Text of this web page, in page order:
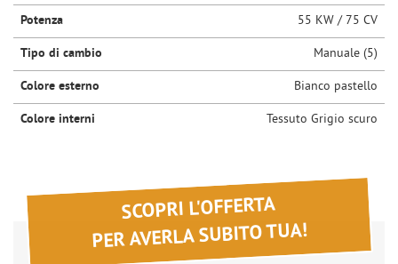
Potenza 55 KW / 75 CV
Tipo di cambio Manuale (5)
Colore esterno Bianco pastello
Colore interni Tessuto Grigio scuro
SCOPRI L'OFFERTA
PER AVERLA SUBITO TUA!